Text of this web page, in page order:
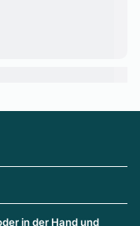
in der Hand und